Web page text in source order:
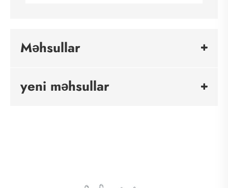
Məhsullar
yeni məhsullar